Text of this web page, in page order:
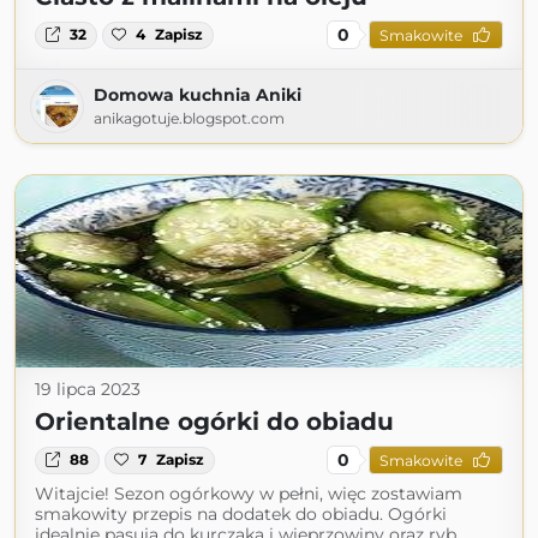
32 4 Zapisz 0 Smakowite
Domowa kuchnia Aniki
anikagotuje.blogspot.com
19 lipca 2023
Orientalne ogórki do obiadu
88 7 Zapisz 0 Smakowite
Witajcie! Sezon ogórkowy w pełni, więc zostawiam
smakowity przepis na dodatek do obiadu. Ogórki